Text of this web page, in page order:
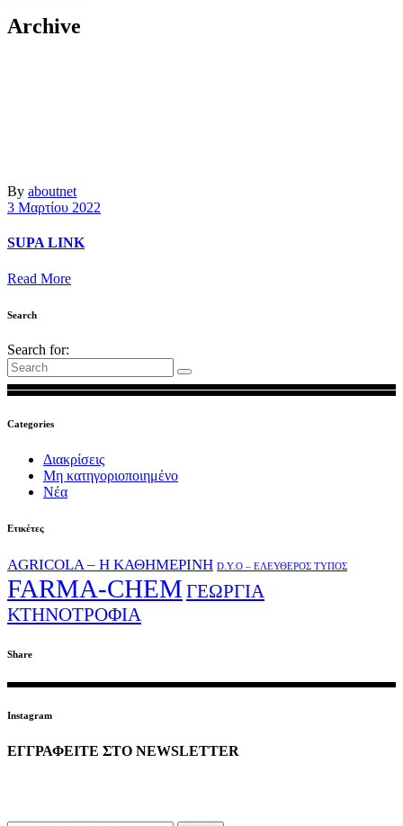
Archive
By aboutnet
3 Μαρτίου 2022
SUPA LINK
Read More
Search
Search for:
Categories
Διακρίσεις
Μη κατηγοριοποιημένο
Νέα
Ετικέτες
AGRICOLA – Η ΚΑΘΗΜΕΡΙΝΗ D.Y.O – ΕΛΕΥΘΕΡΟΣ ΤΥΠΟΣ
FARMA-CHEM ΓΕΩΡΓΙΑ
ΚΤΗΝΟΤΡΟΦΙΑ
Share
Instagram
ΕΓΓΡΑΦΕΙΤΕ ΣΤΟ NEWSLETTER